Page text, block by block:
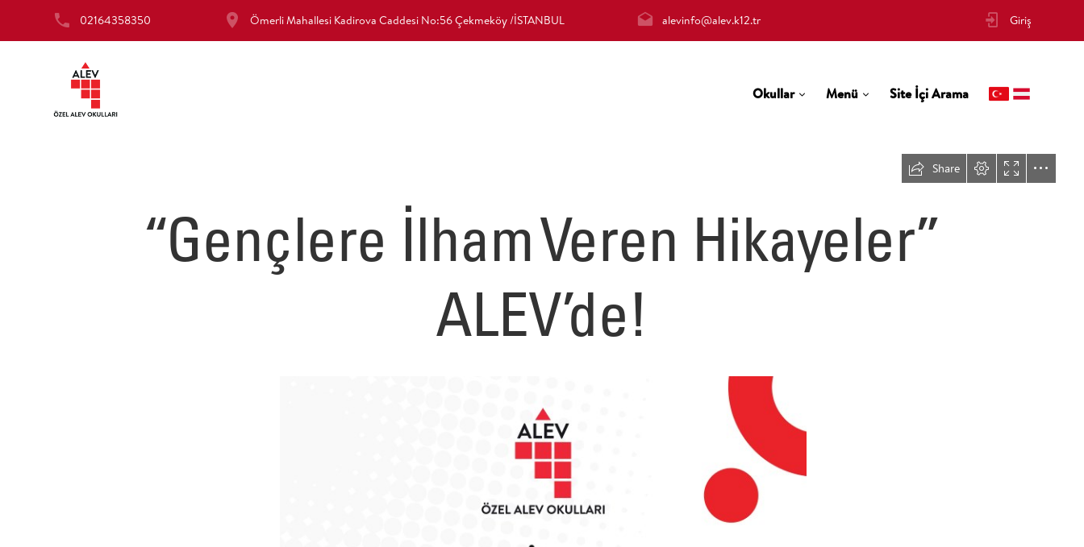
02164358350 Ömerli Mahallesi Kadirova Caddesi No:56 Çekmeköy /İSTANBUL alevinfo@alev.k12.tr Giriş
Okullar Menü Site İçi Arama